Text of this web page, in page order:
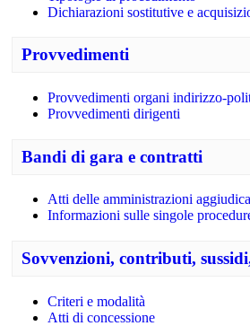
Dichiarazioni sostitutive e
Provvedimenti
Provvedimenti organi indirizzo-
Provvedimenti dirigenti
Bandi di gara e contratti
Atti delle amministrazioni
Informazioni sulle singole
Sovvenzioni, contributi,
Criteri e modalità
Atti di concessione